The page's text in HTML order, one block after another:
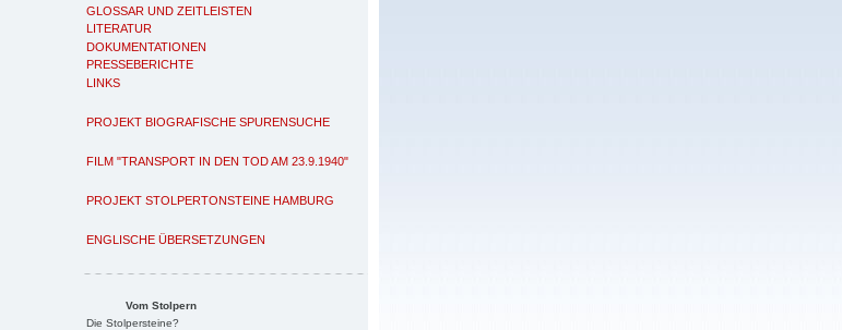
GLOSSAR UND ZEITLEISTEN
LITERATUR
DOKUMENTATIONEN
PRESSEBERICHTE
LINKS
PROJEKT BIOGRAFISCHE SPURENSUCHE
FILM "TRANSPORT IN DEN TOD AM 23.9.1940"
PROJEKT STOLPERTONSTEINE HAMBURG
ENGLISCHE ÜBERSETZUNGEN
Vom Stolpern
Die Stolpersteine?